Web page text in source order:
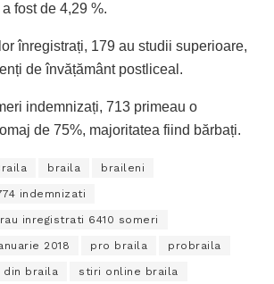
fost de 4,29 %.
înregistrați, 179 au studii superioare,
de învățământ postliceal.
indemnizați, 713 primeau o
de 75%, majoritatea fiind bărbați.
braila braileni
indemnizati
inregistrati 6410 someri
2018 pro braila probraila
din braila stiri online braila